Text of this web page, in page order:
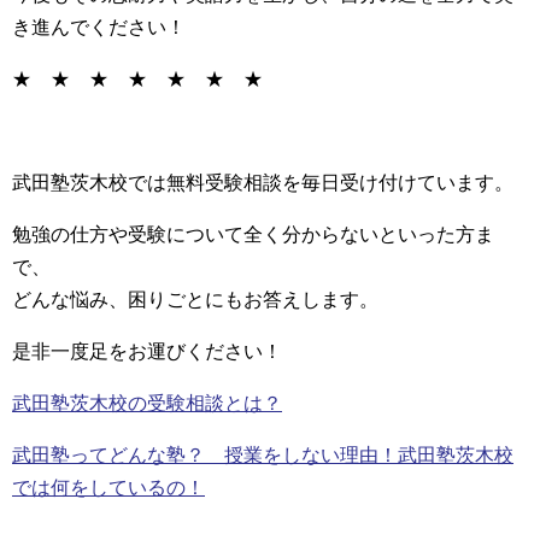
き進んでください！
★ ★ ★ ★ ★ ★ ★
武田塾茨木校では無料受験相談を毎日受け付けています。
勉強の仕方や受験について全く分からないといった方ま
で、
どんな悩み、困りごとにもお答えします。
是非一度足をお運びください！
武田塾茨木校の受験相談とは？
武田塾ってどんな塾？ 授業をしない理由！武田塾茨木校
では何をしているの！